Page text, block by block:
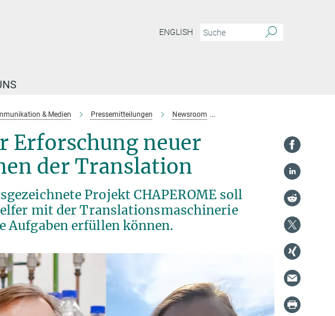
ENGLISH
& Medien Pressemitteilungen Newsroom
neuer
der Translation
Projekt CHAPEROME soll
mit der Translationsmaschinerie
Aufgaben erfüllen können.